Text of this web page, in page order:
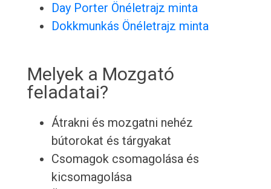
Day Porter Önéletrajz minta
Dokkmunkás Önéletrajz minta
Melyek a Mozgató
feladatai?
Átrakni és mozgatni nehéz
bútorokat és tárgyakat
Csomagok csomagolása és
kicsomagolása